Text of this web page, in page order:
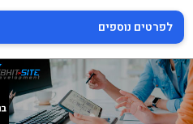
לפרטים נוספים